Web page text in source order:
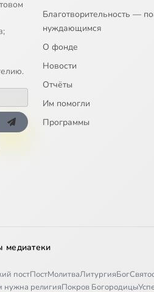
Благотворительность —
нуждающимся
О фонде
Новости
Отчёты
Им помогли
Программы
медиатеки
постПостМолитваЛитургияБог
нужна религияПокров Богородицы